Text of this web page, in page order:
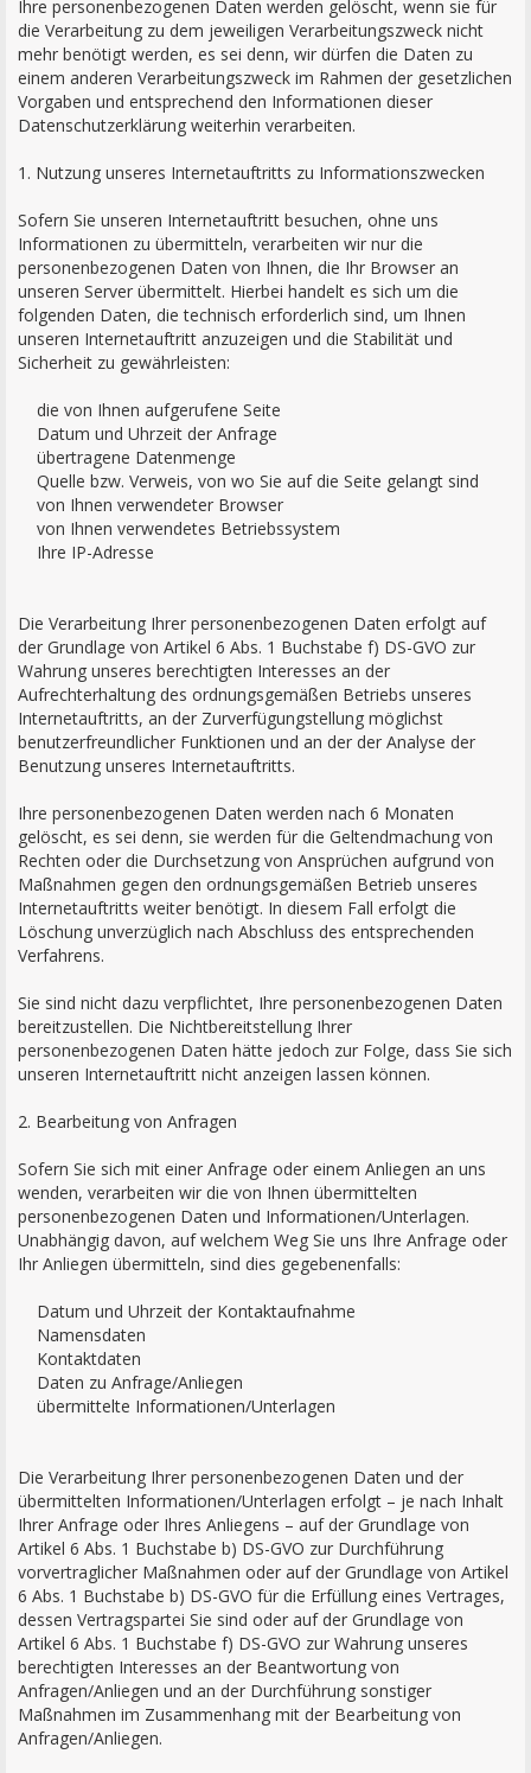
Ihre personenbezogenen Daten werden gelöscht, wenn sie für
die Verarbeitung zu dem jeweiligen Verarbeitungszweck nicht
mehr benötigt werden, es sei denn, wir dürfen die Daten zu
einem anderen Verarbeitungszweck im Rahmen der gesetzlichen
Vorgaben und entsprechend den Informationen dieser
Datenschutzerklärung weiterhin verarbeiten.
1. Nutzung unseres Internetauftritts zu Informationszwecken
Sofern Sie unseren Internetauftritt besuchen, ohne uns
Informationen zu übermitteln, verarbeiten wir nur die
personenbezogenen Daten von Ihnen, die Ihr Browser an
unseren Server übermittelt. Hierbei handelt es sich um die
folgenden Daten, die technisch erforderlich sind, um Ihnen
unseren Internetauftritt anzuzeigen und die Stabilität und
Sicherheit zu gewährleisten:
die von Ihnen aufgerufene Seite
Datum und Uhrzeit der Anfrage
übertragene Datenmenge
Quelle bzw. Verweis, von wo Sie auf die Seite gelangt sind
von Ihnen verwendeter Browser
von Ihnen verwendetes Betriebssystem
Ihre IP-Adresse
Die Verarbeitung Ihrer personenbezogenen Daten erfolgt auf
der Grundlage von Artikel 6 Abs. 1 Buchstabe f) DS-GVO zur
Wahrung unseres berechtigten Interesses an der
Aufrechterhaltung des ordnungsgemäßen Betriebs unseres
Internetauftritts, an der Zurverfügungstellung möglichst
benutzerfreundlicher Funktionen und an der der Analyse der
Benutzung unseres Internetauftritts.
Ihre personenbezogenen Daten werden nach 6 Monaten
gelöscht, es sei denn, sie werden für die Geltendmachung von
Rechten oder die Durchsetzung von Ansprüchen aufgrund von
Maßnahmen gegen den ordnungsgemäßen Betrieb unseres
Internetauftritts weiter benötigt. In diesem Fall erfolgt die
Löschung unverzüglich nach Abschluss des entsprechenden
Verfahrens.
Sie sind nicht dazu verpflichtet, Ihre personenbezogenen Daten
bereitzustellen. Die Nichtbereitstellung Ihrer
personenbezogenen Daten hätte jedoch zur Folge, dass Sie sich
unseren Internetauftritt nicht anzeigen lassen können.
2. Bearbeitung von Anfragen
Sofern Sie sich mit einer Anfrage oder einem Anliegen an uns
wenden, verarbeiten wir die von Ihnen übermittelten
personenbezogenen Daten und Informationen/Unterlagen.
Unabhängig davon, auf welchem Weg Sie uns Ihre Anfrage oder
Ihr Anliegen übermitteln, sind dies gegebenenfalls:
Datum und Uhrzeit der Kontaktaufnahme
Namensdaten
Kontaktdaten
Daten zu Anfrage/Anliegen
übermittelte Informationen/Unterlagen
Die Verarbeitung Ihrer personenbezogenen Daten und der
übermittelten Informationen/Unterlagen erfolgt – je nach Inhalt
Ihrer Anfrage oder Ihres Anliegens – auf der Grundlage von
Artikel 6 Abs. 1 Buchstabe b) DS-GVO zur Durchführung
vorvertraglicher Maßnahmen oder auf der Grundlage von Artikel
6 Abs. 1 Buchstabe b) DS-GVO für die Erfüllung eines Vertrages,
dessen Vertragspartei Sie sind oder auf der Grundlage von
Artikel 6 Abs. 1 Buchstabe f) DS-GVO zur Wahrung unseres
berechtigten Interesses an der Beantwortung von
Anfragen/Anliegen und an der Durchführung sonstiger
Maßnahmen im Zusammenhang mit der Bearbeitung von
Anfragen/Anliegen.